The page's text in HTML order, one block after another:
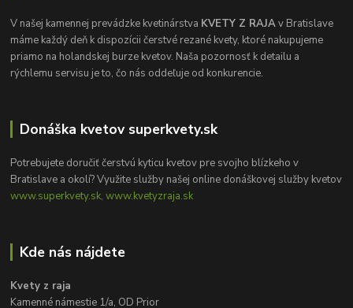
V našej kamennej prevádzke kvetinárstva KVETY Z RAJAv Bratislave
máme každý deň k dispozícii čerstvé rezané kvety, ktoré nakupujeme
priamo na holandskej burze kvetov. Naša pozornosť k detailu a
rýchlemu servisu je to, čo nás oddeľuje od konkurencie.
Donáška kvetov superkvety.sk
Potrebujete doručiť čerstvú kyticu kvetov pre svojho blízkeho v
Bratislave a okolí? Využite služby našej online donáškovej služby kvetov
www.superkvety.sk, www.kvetyzraja.sk
Kde nás nájdete
Kvety z raja
Kamenné námestie 1/a, OD Prior